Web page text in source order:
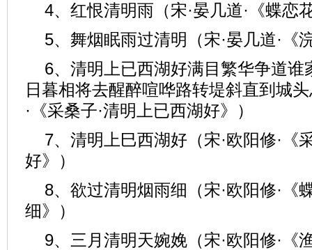
4、红恨清明雨（宋·晏几道·《蝶恋
5、舞烟眠雨过清明（宋·晏几道·《
6、清明上已西湖好满目繁华争道谁
日暮相将去醒醉喧哗路转堤斜直到城
·《采桑子·清明上已西湖好》）
7、清明上巳西湖好（宋·欧阳修·《
好》）
8、欲过清明烟雨细（宋·欧阳修·《
细》）
9、三月清明天婉娩（宋·欧阳修·《